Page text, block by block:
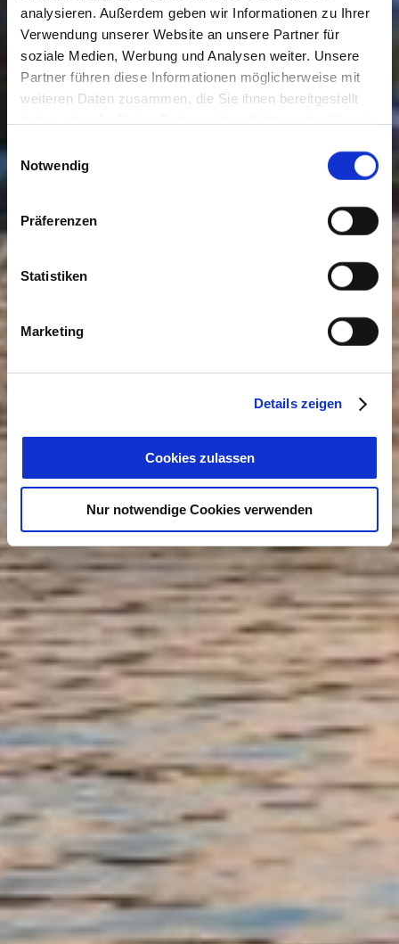
analysieren. Außerdem geben wir Informationen zu Ihrer
Verwendung unserer Website an unsere Partner für
soziale Medien, Werbung und Analysen weiter. Unsere
Partner führen diese Informationen möglicherweise mit
weiteren Daten zusammen, die Sie ihnen bereitgestellt
Cookies, wenn Sie unsere Webseite weiterhin nutzen.
Einwilligungsauswahl
Notwendig
Präferenzen
Statistiken
Marketing
Details zeigen
Cookies zulassen
Nur notwendige Cookies verwenden